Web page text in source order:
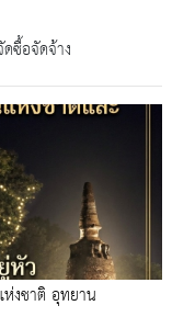
ซื้อจัดจ้าง
งชาติ อุทยาน